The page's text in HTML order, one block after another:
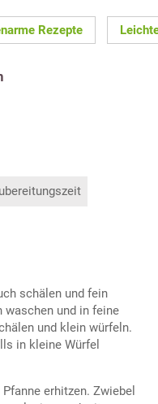
Rezepte
schälen und fein
waschen und in feine
und klein würfeln.
in kleine Würfel
erhitzen. Zwiebel